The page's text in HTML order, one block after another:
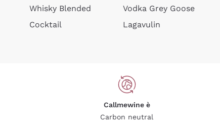
Whisky Blended
Cocktail
Vodka Grey Goose
Lagavulin
Callmewine è
Carbon neutral